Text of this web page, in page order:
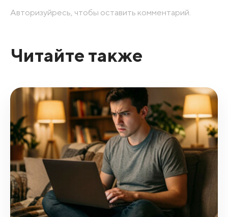
Авторизуйресь, чтобы оставить комментарий.
Читайте также